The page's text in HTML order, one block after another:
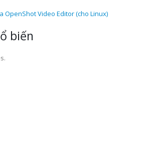
OpenShot Video Editor (cho Linux)
biến